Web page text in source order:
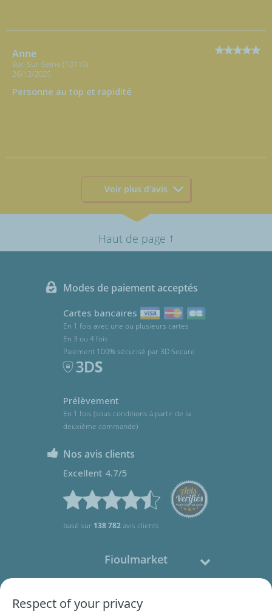
Anne
Bar-Sur-Seine (10110)
26/12/2025
Personne au top et rapidité
Voir plus d'avis
Haut de page ↑
Modes de paiement acceptés
Cartes bancaires
En 1 fois avec une ou plusieurs cartes
En 3 ou 4 fois
Paiement 100% sécurisé par 3D Secure
Prélèvement
En 1 fois (sous conditions à partir de la
deuxième commande)
Nos avis clients
Excellent 4.7/5
basé sur 138 782avis clients
Fioulmarket
Respect of your privacy